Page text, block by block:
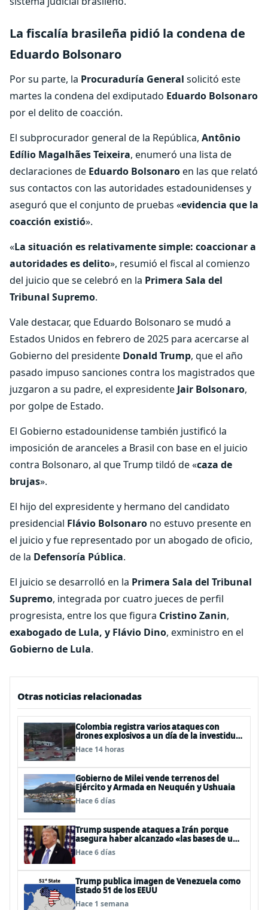
La fiscalía brasileña pidió la condena de
Eduardo Bolsonaro
Por su parte, la Procuraduría General solicitó este
martes la condena del exdiputado Eduardo Bolsonaro
por el delito de coacción.
El subprocurador general de la República, Antônio
Edílio Magalhães Teixeira, enumeró una lista de
declaraciones de Eduardo Bolsonaroen las que relató
sus contactos con las autoridades estadounidenses y
aseguró que el conjunto de pruebas «evidencia que la
coacción existió».
«La situación es relativamente simple: coaccionar a
autoridades es delito», resumió el fiscal al comienzo
del juicio que se celebró en la Primera Sala del
Tribunal Supremo.
Vale destacar, que Eduardo Bolsonaro se mudó a
Estados Unidos en febrero de 2025 para acercarse al
Gobierno del presidente Donald Trump, que el año
pasado impuso sanciones contra los magistrados que
juzgaron a su padre, el expresidente Jair Bolsonaro,
por golpe de Estado.
El Gobierno estadounidense también justificó la
imposición de aranceles a Brasil con base en el juicio
contra Bolsonaro, al que Trump tildó de «caza de
brujas».
El hijo del expresidente y hermano del candidato
presidencial Flávio Bolsonaro no estuvo presente en
el juicio y fue representado por un abogado de oficio,
de la Defensoría Pública.
El juicio se desarrolló en la Primera Sala del Tribunal
Supremo, integrada por cuatro jueces de perfil
progresista, entre los que figura Cristino Zanin,
exabogado de Lula, y Flávio Dino, exministro en el
Gobierno de Lula.
Otras noticias relacionadas
Colombia registra varios ataques con
drones explosivos a un día de la investidura
de De la Espriella: un policía muerto
Hace 14 horas
Gobierno de Milei vende terrenos del
Ejército y Armada en Neuquén y Ushuaia
Hace 6 días
Trump suspende ataques a Irán porque
asegura haber alcanzado «las bases de un
acuerdo»
Hace 6 días
Trump publica imagen de Venezuela como
Estado 51 de los EEUU
Hace 1 semana